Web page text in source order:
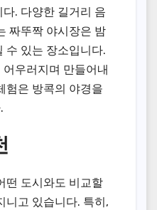
. 다양한 길거리 음
짜뚜짝 야시장은 밤
수 있는 장소입니다.
우러지며 만들어내
험은 방콕의 야경을
떤 도시와도 비교할
니고 있습니다. 특히,